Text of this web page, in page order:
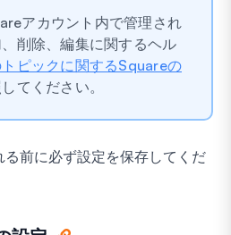
アカウント内で管理され
削除、編集に関するヘル
トピックに関するSquareの
てください。
前に必ず設定を保存してくだ